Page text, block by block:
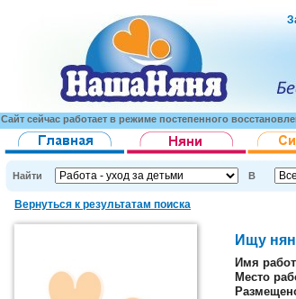
Сайт сейчас работает в режиме постепенного
Найти В
Вернуться к результатам поиска
Ищу
Имя
Место